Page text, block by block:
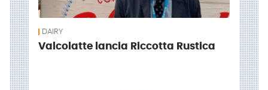
DAIRY
Valcolatte lancia Riccotta Rustica